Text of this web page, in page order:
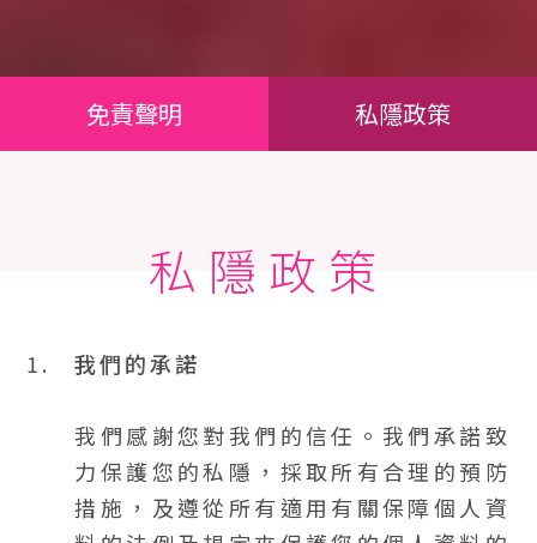
免責聲明 私隱政策
私隱政策
1. 我們的承諾
我們感謝您對我們的信任。我們承諾致
力保護您的私隱，採取所有合理的預防
措施，及遵從所有適用有關保障個人資